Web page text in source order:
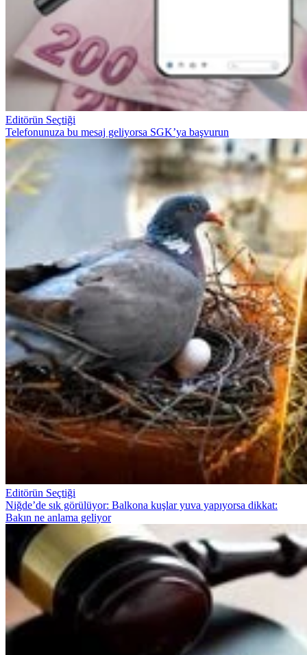
Editörün Seçtiği
Telefonunuza bu mesaj geliyorsa SGK’ya başvurun
Editörün Seçtiği
Niğde’de sık görülüyor: Balkona kuşlar yuva yapıyorsa dikkat:
Bakın ne anlama geliyor